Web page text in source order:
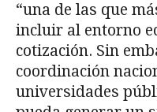
“una de las que
incluir al entorno
cotización. Sin
coordinación
universidades